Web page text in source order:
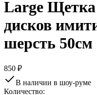
Large Щетка
дисков
шерсть 50см
850 ₽
В наличии в шоу-руме
Количество: